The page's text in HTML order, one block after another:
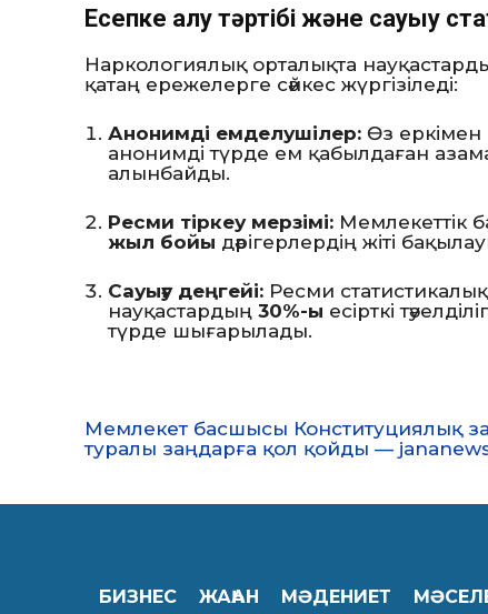
Есепке алу тәртібі және сауығу
Наркологиялық орталықта
қатаң ережелерге сәйкес жүргізіледі:
Анонимді емделушілер: Өз еркімен
анонимді түрде ем қабылдаған
алынбайды.
Ресми тіркеу мерзімі: Мемлекеттік
жыл бойы дәрігерлердің жіті
Сауығу деңгейі: Ресми
науқастардың 30%-ы есірткі
түрде шығарылады.
Мемлекет басшысы Конституциялық
туралы заңдарға қол қойды —
БИЗНЕС ЖАҺАН МӘДЕНИЕТ